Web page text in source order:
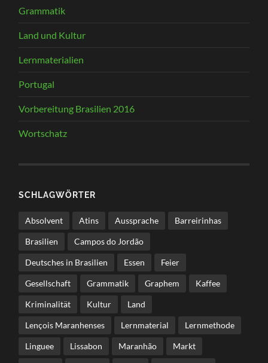
Grammatik
Land und Kultur
Lernmaterialien
Portugal
Vorbereitung Brasilien 2016
Wortschatz
SCHLAGWÖRTER
Absolvent Atins Aussprache Barreirinhas
Brasilien Campos do Jordão
Deutsches in Brasilien Essen Feier
Gesellschaft Grammatik Graphem Kaffee
Kriminalität Kultur Land
Lençois Maranhenses Lernmaterial Lernmethode
Linguee Lissabon Maranhão Markt